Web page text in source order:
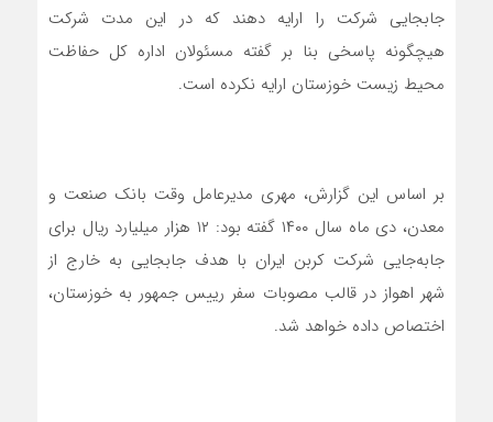
جابجایی شرکت را ارایه دهند که در این مدت شرکت
هیچگونه پاسخی بنا بر گفته مسئولان اداره کل حفاظت
محیط زیست خوزستان ارایه نکرده است.
بر اساس این گزارش، مهری مدیرعامل وقت بانک صنعت و
معدن، دی ماه سال ۱۴۰۰ گفته بود: ۱۲ هزار میلیارد ریال برای
جابه‌جایی شرکت کربن ایران با هدف جابجایی به خارج از
شهر اهواز در قالب مصوبات سفر رییس جمهور به خوزستان،
اختصاص داده خواهد شد.